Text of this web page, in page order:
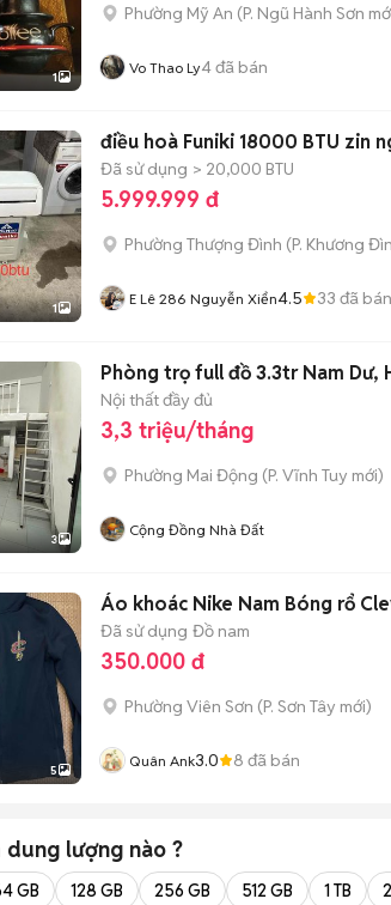
1
Phường Mỹ An (P. Ngũ Hành Sơn
Vo Thao Ly4đã bán
1
điều hoà Funiki 18000 BTU zin
Đã sử dụng > 20,000 BTU
5.999.999 đ
Phường Thượng Đình (P. Khương
E Lê 286 Nguyễn Xiển4.5 33 đã bán
3
Phòng trọ full đồ 3.3tr Nam Dư,
Nội thất đầy đủ
3,3 triệu/tháng
Phường Mai Động (P. Vĩnh Tuy mới)
Cộng Đồng Nhà Đất
5
Áo khoác Nike Nam Bóng rổ
Đã sử dụng Đồ nam
350.000 đ
Phường Viên Sơn (P. Sơn Tây mới)
Quân Ank3.0 8 đã bán
dung lượng nào ?
GB 128 GB 256 GB 512 GB 1 TB